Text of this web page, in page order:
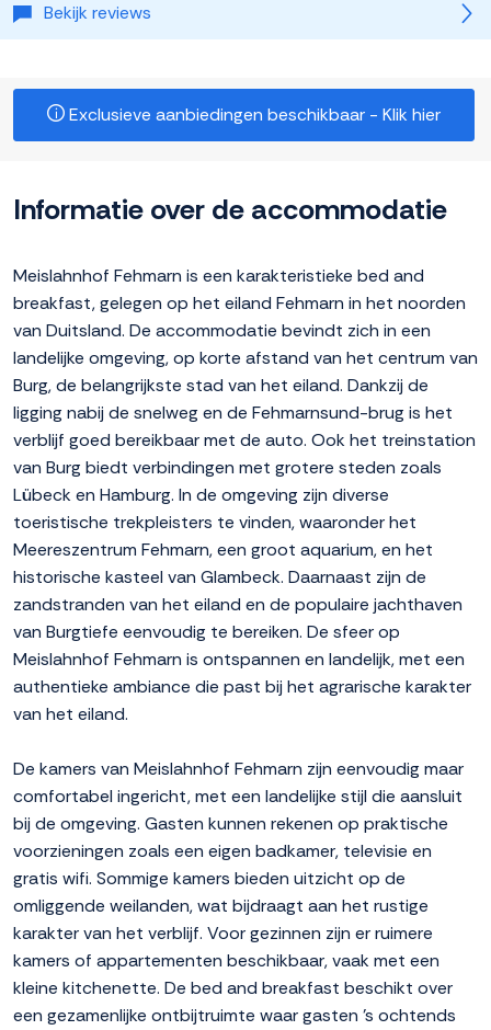
Bekijk reviews
Exclusieve aanbiedingen beschikbaar - Klik hier
Informatie over de accommodatie
Meislahnhof Fehmarn is een karakteristieke bed and
breakfast, gelegen op het eiland Fehmarn in het noorden
van Duitsland. De accommodatie bevindt zich in een
landelijke omgeving, op korte afstand van het centrum van
Burg, de belangrijkste stad van het eiland. Dankzij de
ligging nabij de snelweg en de Fehmarnsund-brug is het
verblijf goed bereikbaar met de auto. Ook het treinstation
van Burg biedt verbindingen met grotere steden zoals
Lübeck en Hamburg. In de omgeving zijn diverse
toeristische trekpleisters te vinden, waaronder het
Meereszentrum Fehmarn, een groot aquarium, en het
historische kasteel van Glambeck. Daarnaast zijn de
zandstranden van het eiland en de populaire jachthaven
van Burgtiefe eenvoudig te bereiken. De sfeer op
Meislahnhof Fehmarn is ontspannen en landelijk, met een
authentieke ambiance die past bij het agrarische karakter
van het eiland.
De kamers van Meislahnhof Fehmarn zijn eenvoudig maar
comfortabel ingericht, met een landelijke stijl die aansluit
bij de omgeving. Gasten kunnen rekenen op praktische
voorzieningen zoals een eigen badkamer, televisie en
gratis wifi. Sommige kamers bieden uitzicht op de
omliggende weilanden, wat bijdraagt aan het rustige
karakter van het verblijf. Voor gezinnen zijn er ruimere
kamers of appartementen beschikbaar, vaak met een
kleine kitchenette. De bed and breakfast beschikt over
een gezamenlijke ontbijtruimte waar gasten 's ochtends